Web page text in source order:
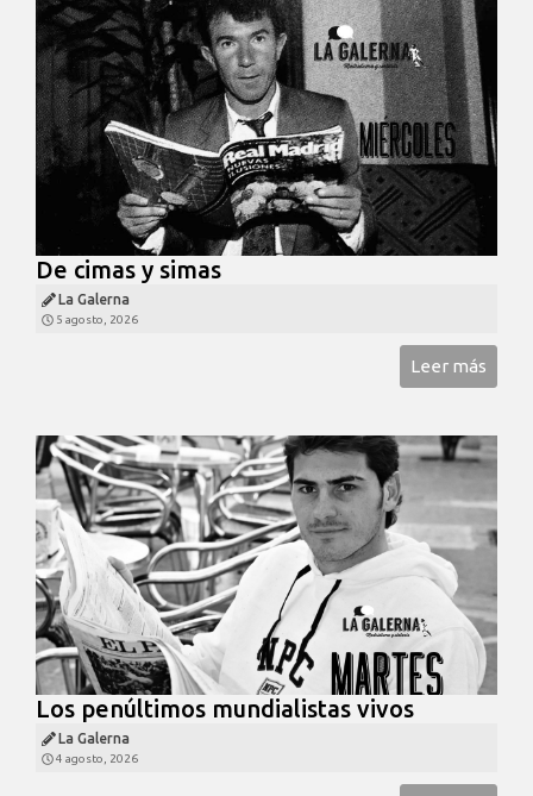
De cimas y simas
La Galerna
5 agosto, 2026
Leer más
Los penúltimos mundialistas vivos
La Galerna
4 agosto, 2026